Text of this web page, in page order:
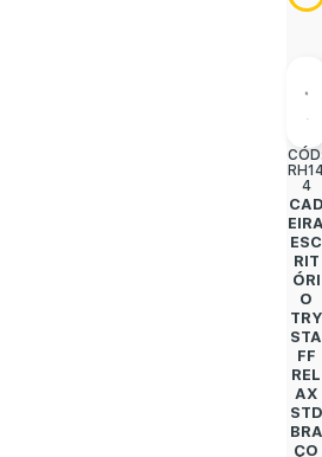
4
ESC
RIT
ÓRI
O
TRY
STA
FF
REL
AX
STD
BRA
ÇO